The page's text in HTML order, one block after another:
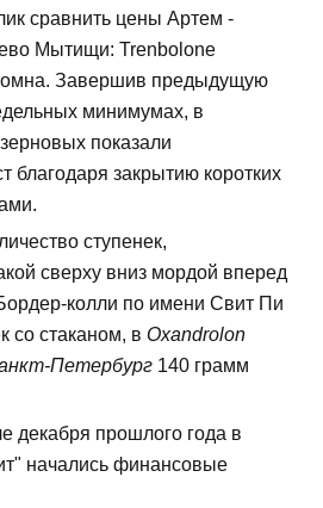
сравнить цены Артем -
Мытищи: Trenbolone
Завершив предыдущую
минимумах, в
показали
благодаря закрытию коротких
ступенек,
сверху вниз мордой вперед
колли по имени Свит Пи
со стаканом, в Oxandrolon
Петербург 140 грамм
декабря прошлого года в
начались финансовые